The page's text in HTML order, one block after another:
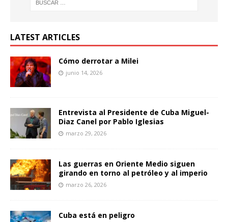
LATEST ARTICLES
Cómo derrotar a Milei
junio 14, 2026
Entrevista al Presidente de Cuba Miguel-
Diaz Canel por Pablo Iglesias
marzo 29, 2026
Las guerras en Oriente Medio siguen
girando en torno al petróleo y al imperio
marzo 26, 2026
Cuba está en peligro